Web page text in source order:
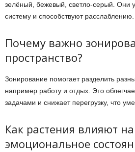
зелёный, бежевый, светло-серый. Они
систему и способствуют расслаблению.
Почему важно
пространство?
Зонирование помогает разделить
например работу и отдых. Это
задачами и снижает перегрузку, что
Как растения влияют на
эмоциональное